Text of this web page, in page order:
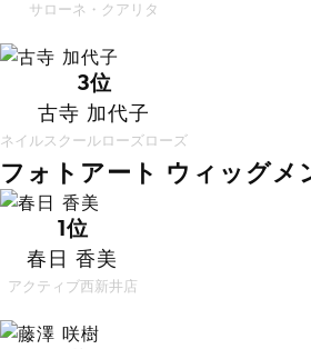
サローネ・クアリタ
3位
古寺 加代子
ネイルスクールローズローズ
フォトアート ウィッグメ
1位
春日 香美
アクティブ西新井店